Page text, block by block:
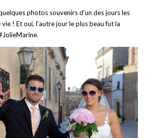
photos souvenirs d’un des jours les
! Et oui, l’autre jour le plus beau fut la